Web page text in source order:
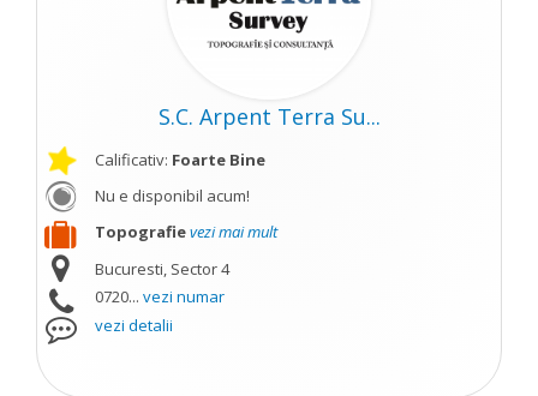
S.C. Arpent Terra Su...
Calificativ: Foarte Bine
Nu e disponibil acum!
Topografievezi mai mult
Bucuresti, Sector 4
0720... vezi numar
vezi detalii